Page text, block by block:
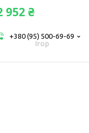
952 ₴
+380 (95) 500-69-69
Ігор